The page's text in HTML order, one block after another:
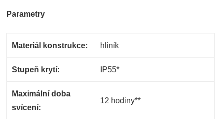
Parametry
Materiál konstrukce: hliník
Stupeň krytí: IP55*
Maximální doba
svícení:
12 hodiny**